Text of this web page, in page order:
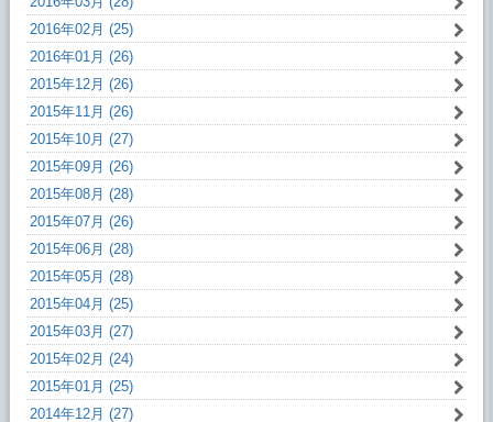
2016年02月 (25)
2016年01月 (26)
2015年12月 (26)
2015年11月 (26)
2015年10月 (27)
2015年09月 (26)
2015年08月 (28)
2015年07月 (26)
2015年06月 (28)
2015年05月 (28)
2015年04月 (25)
2015年03月 (27)
2015年02月 (24)
2015年01月 (25)
2014年12月 (27)